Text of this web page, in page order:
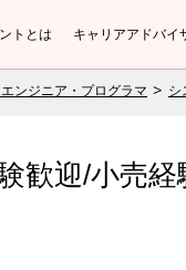
トとは キャリアアドバイ
ンジニア・プログラマ シ
歓迎/小売